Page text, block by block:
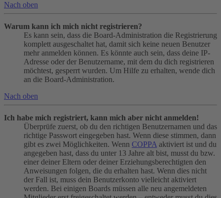
Nach oben
Warum kann ich mich nicht registrieren?
Es kann sein, dass die Board-Administration die Registrierung
komplett ausgeschaltet hat, damit sich keine neuen Benutzer
mehr anmelden können. Es könnte auch sein, dass deine IP-
Adresse oder der Benutzername, mit dem du dich registrieren
möchtest, gesperrt wurden. Um Hilfe zu erhalten, wende dich
an die Board-Administration.
Nach oben
Ich habe mich registriert, kann mich aber nicht anmelden!
Überprüfe zuerst, ob du den richtigen Benutzernamen und das
richtige Passwort eingegeben hast. Wenn diese stimmen, dann
gibt es zwei Möglichkeiten. Wenn COPPA aktiviert ist und du
angegeben hast, dass du unter 13 Jahre alt bist, musst du bzw.
einer deiner Eltern oder deiner Erziehungsberechtigten den
Anweisungen folgen, die du erhalten hast. Wenn dies nicht
der Fall ist, muss dein Benutzerkonto vielleicht aktiviert
werden. Bei einigen Boards müssen alle neu angemeldeten